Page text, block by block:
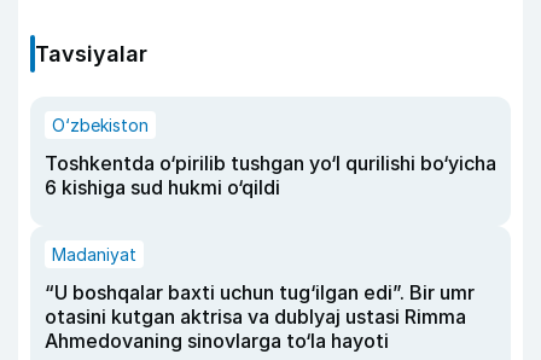
Tavsiyalar
O‘zbekiston
Toshkentda o‘pirilib tushgan yo‘l qurilishi bo‘yicha
6 kishiga sud hukmi o‘qildi
Madaniyat
“U boshqalar baxti uchun tug‘ilgan edi”. Bir umr
otasini kutgan aktrisa va dublyaj ustasi Rimma
Ahmedovaning sinovlarga to‘la hayoti